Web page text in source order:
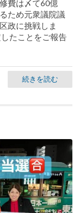
費は〆て60億
ため元衆議院議
政に挑戦しま
たことをご報告
続きを読む